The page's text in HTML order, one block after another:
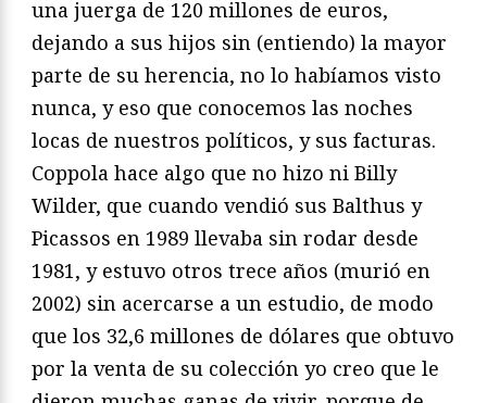
una juerga de 120 millones de euros,
dejando a sus hijos sin (entiendo) la mayor
parte de su herencia, no lo habíamos visto
nunca, y eso que conocemos las noches
locas de nuestros políticos, y sus facturas.
Coppola hace algo que no hizo ni Billy
Wilder, que cuando vendió sus Balthus y
Picassos en 1989 llevaba sin rodar desde
1981, y estuvo otros trece años (murió en
2002) sin acercarse a un estudio, de modo
que los 32,6 millones de dólares que obtuvo
por la venta de su colección yo creo que le